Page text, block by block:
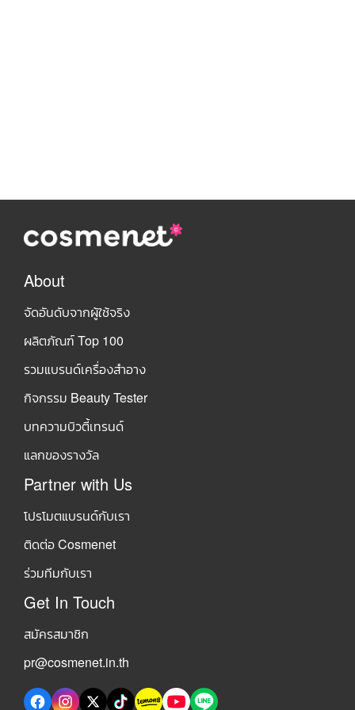
About
จัดอันดับจากผู้ใช้จริง
ผลิตภัณฑ์ Top 100
รวมแบรนด์เครื่องสำอาง
กิจกรรม Beauty Tester
บทความบิวตี้เทรนด์
แลกของรางวัล
Partner with Us
โปรโมตแบรนด์กับเรา
ติดต่อ Cosmenet
ร่วมทีมกับเรา
Get In Touch
สมัครสมาชิก
pr@cosmenet.in.th